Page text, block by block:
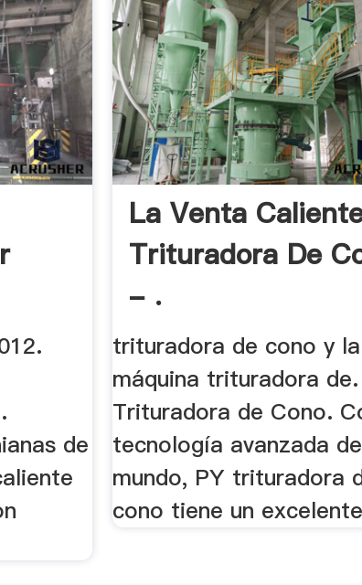
de
La Venta
Trituradora De
- .
trituradora de cono y la
máquina trituradora
Trituradora de Cono.
tecnología avanzada
mundo, PY trituradora
cono tiene un